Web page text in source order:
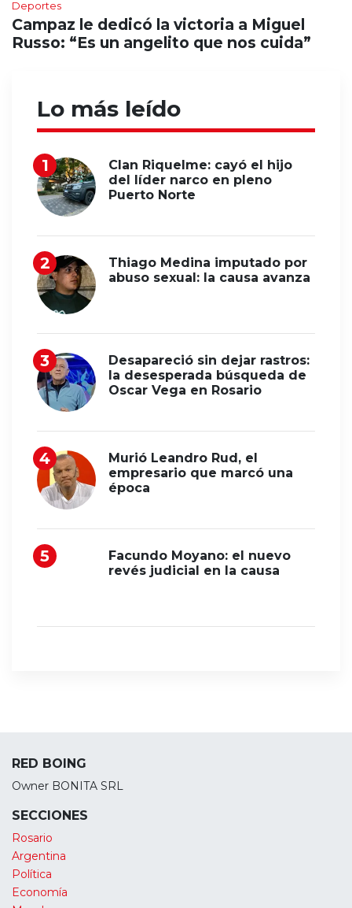
Deportes
Campaz le dedicó la victoria a Miguel
Russo: “Es un angelito que nos cuida”
Lo más leído
Clan Riquelme: cayó el hijo
del líder narco en pleno
Puerto Norte
Thiago Medina imputado por
abuso sexual: la causa avanza
Desapareció sin dejar rastros:
la desesperada búsqueda de
Oscar Vega en Rosario
Murió Leandro Rud, el
empresario que marcó una
época
Facundo Moyano: el nuevo
revés judicial en la causa
RED BOING
Owner BONITA SRL
SECCIONES
Rosario
Argentina
Política
Economía